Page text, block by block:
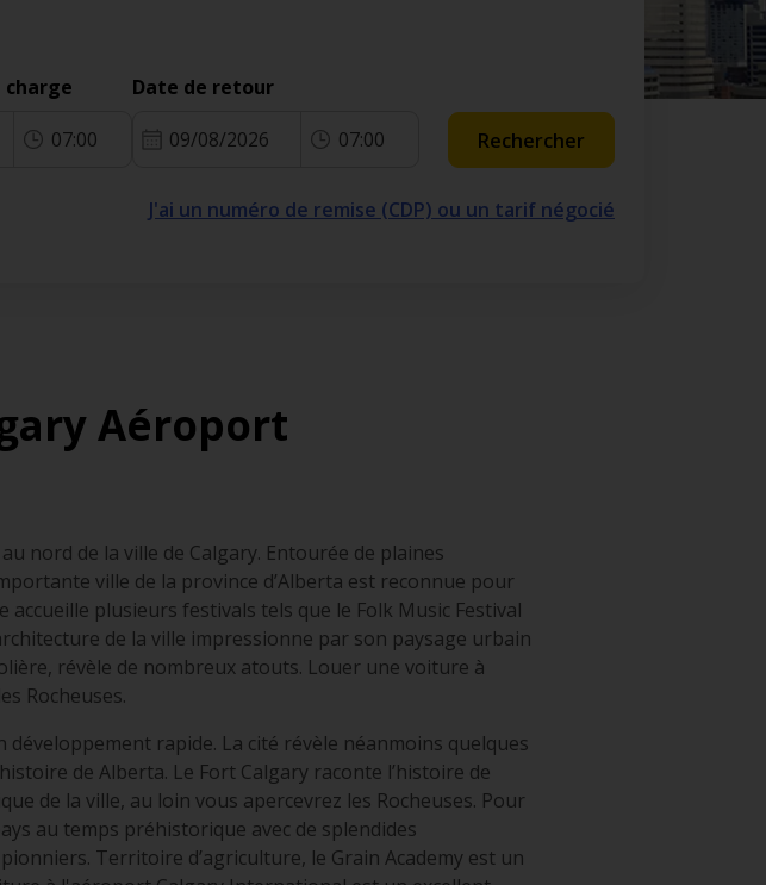
charge
07:00
Date de retour
09/08/2026 07:00 Rechercher
J'ai un numéro de remise (CDP) ou un tarif négocié
Aéroport
nord de la ville de Calgary. Entourée de plaines
ville de la province d’Alberta est reconnue pour
plusieurs festivals tels que le Folk Music Festival
de la ville impressionne par son paysage urbain
révèle de nombreux atouts. Louer une voiture à
Rocheuses.
rapide. La cité révèle néanmoins quelques
de Alberta. Le Fort Calgary raconte l’histoire de
de la ville, au loin vous apercevrez les Rocheuses. Pour
au temps préhistorique avec de splendides
Territoire d’agriculture, le Grain Academy est un